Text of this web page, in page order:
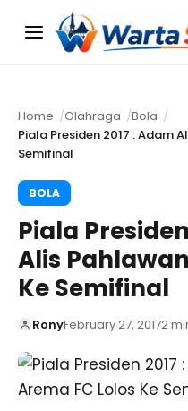
Menu
Home Olahraga
Bola
Piala Presiden 2017 : Adam
Semifinal
BOLA
Piala
Alis
Ke Semifinal
RonyFebruary 27, 20172